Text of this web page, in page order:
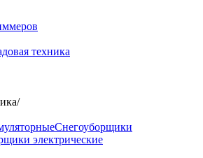
/
Снегоуборщики
электрические